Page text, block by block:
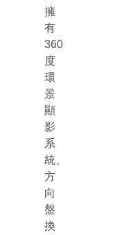
擁
有
360
度
環
景
顯
影
系
統、
方
向
盤
換